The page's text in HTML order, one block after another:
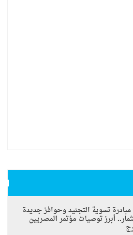
تسوية التجنيد وحوافز جديدة
أبرز توصيات مؤتمر المصريين